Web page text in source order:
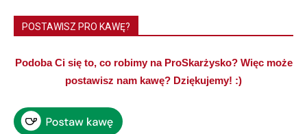
POSTAWISZ PRO KAWĘ?
Podoba Ci się to, co robimy na ProSkarżysko? Więc może
postawisz nam kawę? Dziękujemy! :)